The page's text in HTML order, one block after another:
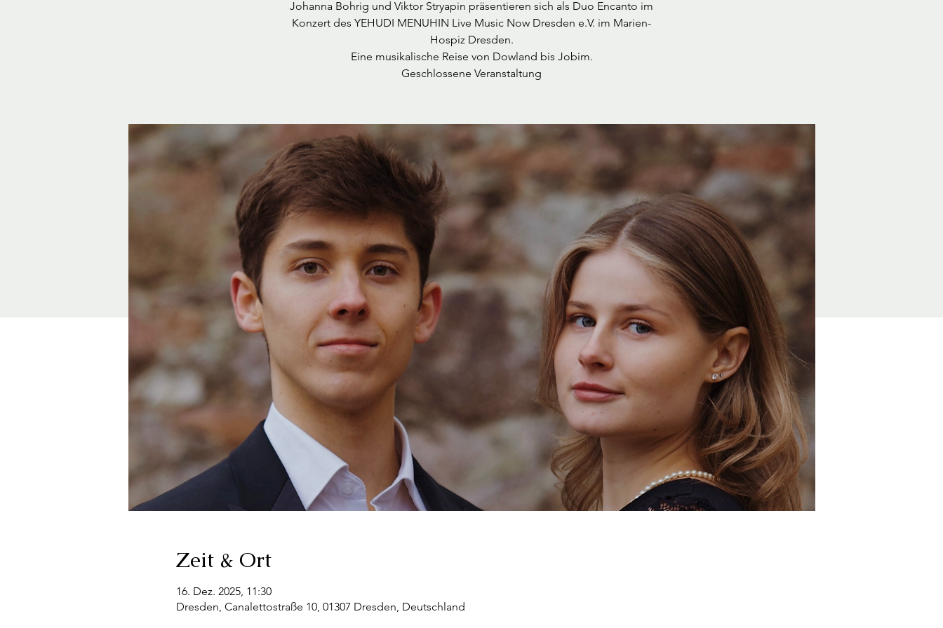
Johanna Bohrig und Viktor Stryapin präsentieren sich als Duo Encanto im
Konzert des YEHUDI MENUHIN Live Music Now Dresden e.V. im Marien-
Hospiz Dresden.
Eine musikalische Reise von Dowland bis Jobim.
Geschlossene Veranstaltung
Zeit & Ort
16. Dez. 2025, 11:30
Dresden, Canalettostraße 10, 01307 Dresden, Deutschland